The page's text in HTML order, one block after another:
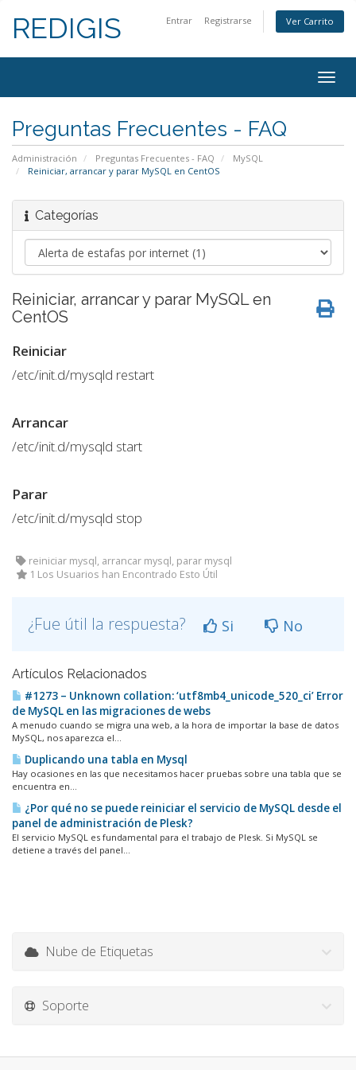
Entrar Registrarse Ver Carrito
REDIGIS
Preguntas Frecuentes - FAQ
Administración Preguntas Frecuentes - FAQ
MySQL
Reiniciar, arrancar y parar MySQL en CentOS
Categorías
Reiniciar, arrancar y parar MySQL en
CentOS
Reiniciar
/etc/init.d/mysqld restart
Arrancar
/etc/init.d/mysqld start
Parar
/etc/init.d/mysqld stop
reiniciar mysql, arrancar mysql, parar mysql
1 Los Usuarios han Encontrado Esto Útil
¿Fue útil la respuesta? Si No
Artículos Relacionados
#1273 – Unknown collation: ‘utf8mb4_unicode_520_ci’ Error
de MySQL en las migraciones de webs
A menudo cuando se migra una web, a la hora de importar la base de datos
MySQL, nos aparezca el...
Duplicando una tabla en Mysql
Hay ocasiones en las que necesitamos hacer pruebas sobre una tabla que se
encuentra en...
¿Por qué no se puede reiniciar el servicio de MySQL desde el
panel de administración de Plesk?
El servicio MySQL es fundamental para el trabajo de Plesk. Si MySQL se
detiene a través del panel...
Nube de Etiquetas
Soporte